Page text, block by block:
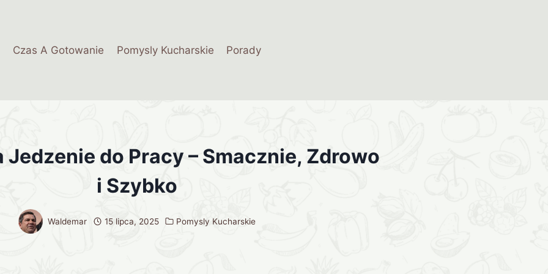
Czas A Gotowanie Pomysly Kucharskie Porady
Jedzenie do Pracy – Smacznie, Zdrowo
i Szybko
Waldemar 15 lipca, 2025 Pomysly Kucharskie